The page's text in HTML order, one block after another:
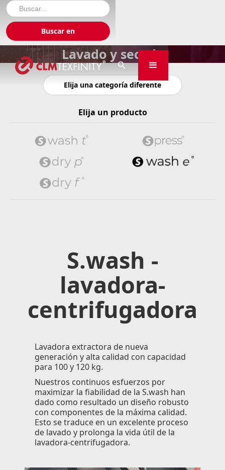

Lavado y secado
Elija una categoría diferente
Elija un producto
S.wash -
lavadora-
centrifugadora
Lavadora extractora de nueva
generación y alta calidad con capacidad
para 100 y 120 kg.
Nuestros continuos esfuerzos por
maximizar la fiabilidad de la S.wash han
dado como resultado un diseño robusto
con componentes de la máxima calidad.
Esto se traduce en un excelente proceso
de lavado y prolonga la vida útil de la
lavadora-centrifugadora.